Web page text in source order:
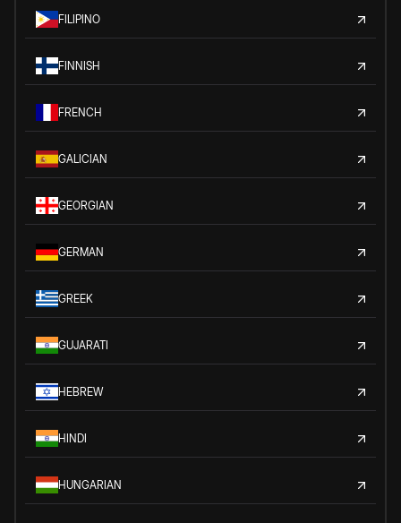
FILIPINO
FINNISH
FRENCH
GALICIAN
GEORGIAN
GERMAN
GREEK
GUJARATI
HEBREW
HINDI
HUNGARIAN